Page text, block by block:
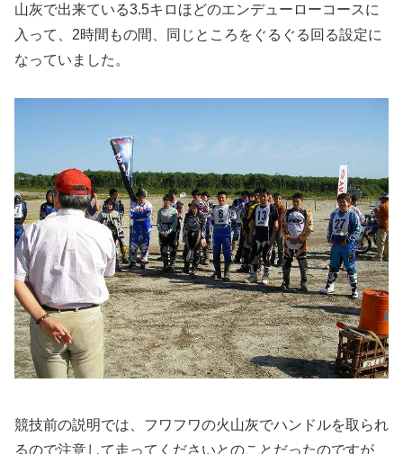
山灰で出来ている3.5キロほどのエンデューローコースに
入って、2時間もの間、同じところをぐるぐる回る設定に
なっていました。
競技前の説明では、フワフワの火山灰でハンドルを取られ
るので注意して走ってくださいとのことだったのですが、